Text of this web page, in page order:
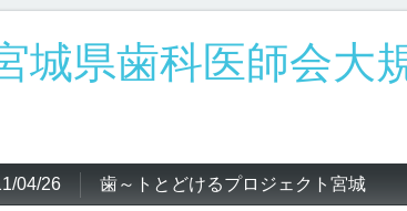
城県歯科医師会大
04/26 歯～トとどけるプロジェクト宮城